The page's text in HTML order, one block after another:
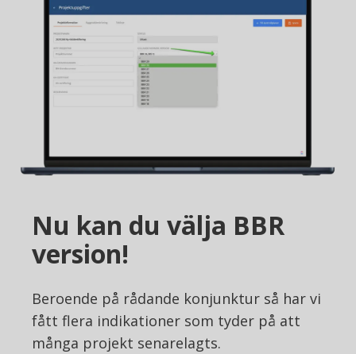
Nu kan du välja BBR
version!
Beroende på rådande konjunktur så har vi
fått flera indikationer som tyder på att
många projekt senarelagts.